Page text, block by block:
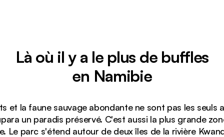
Là où il y a le plus de buffles
en Namibie
et la faune sauvage abondante ne sont pas les
un paradis préservé. C'est aussi la plus grande
Le parc s'étend autour de deux îles de la rivière